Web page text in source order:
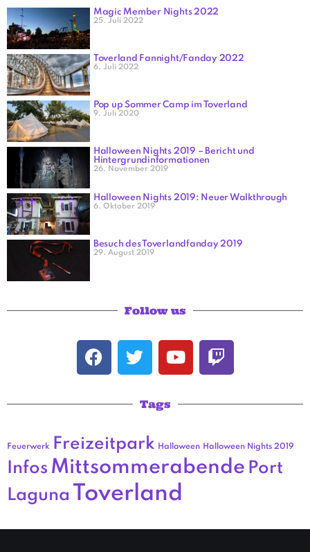
Magic Member Nights 2022
25. Juli 2022
Toverland Fannight/Fanday 2022
6. Juli 2022
Pop up Sommer Camp im Toverland
9. Juli 2020
Halloween Nights 2019 – Bericht und
Hintergrundinformationen
26. November 2019
Halloween Nights 2019: Neuer Walkthrough
6. Oktober 2019
Besuch des Toverlandfanday 2019
29. August 2019
Follow us
Tags
Feuerwerk Freizeitpark Halloween Halloween Nights 2019
Infos Mittsommerabende Port
Laguna Toverland